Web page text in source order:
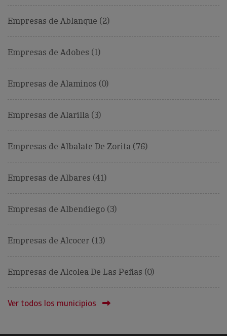
Empresas de Ablanque (2)
Empresas de Adobes (1)
Empresas de Alaminos (0)
Empresas de Alarilla (3)
Empresas de Albalate De Zorita (76)
Empresas de Albares (41)
Empresas de Albendiego (3)
Empresas de Alcocer (13)
Empresas de Alcolea De Las Peñas (0)
Ver todos los municipios